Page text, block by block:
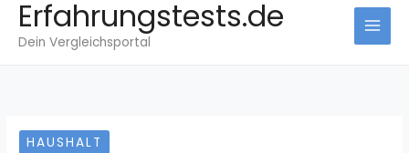
Inhalt
springen
Erfahrungstests.de
Dein Vergleichsportal
HAUSHALT